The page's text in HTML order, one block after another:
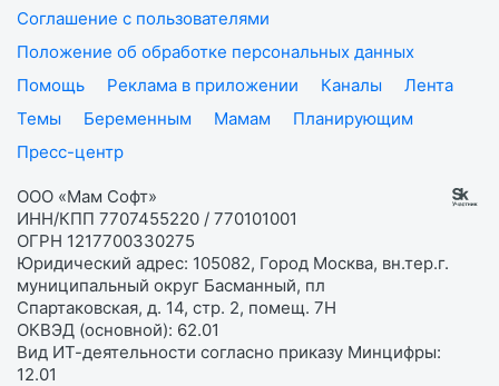
Соглашение с пользователями
Положение об обработке персональных данных
Помощь
Реклама в приложении Каналы
Лента
Темы
Беременным Мамам
Планирующим
Пресс-центр
ООО «Мам Софт»
ИНН/КПП 7707455220 / 770101001
ОГРН 1217700330275
Юридический адрес: 105082, Город Москва, вн.тер.г.
муниципальный округ Басманный, пл
Спартаковская, д. 14, стр. 2, помещ. 7Н
ОКВЭД (основной): 62.01
Вид ИТ-деятельности согласно приказу Минцифры:
12.01